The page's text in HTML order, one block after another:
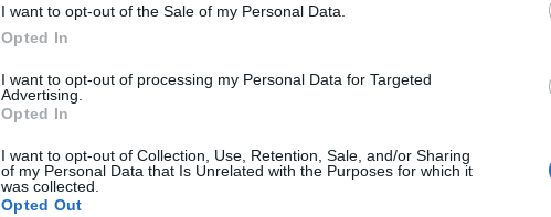
I want to opt-out of the Sale of my Personal Data.
Opted In
I want to opt-out of processing my Personal Data for Targeted
Advertising.
Opted In
I want to opt-out of Collection, Use, Retention, Sale, and/or Sharing
of my Personal Data that Is Unrelated with the Purposes for which it
was collected.
Opted Out